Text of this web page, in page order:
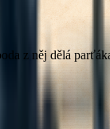
z něj dělá